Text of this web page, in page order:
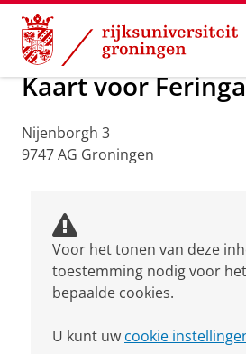
Skip
Content
Skip
Navigation
Over ons Praktische zaken
Kaart voor
Nijenborgh 3
9747 AG Groningen
Voor het tonen van deze
toestemming nodig voor
bepaalde cookies.
U kunt uw cookie